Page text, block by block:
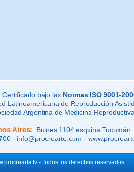
Certificado bajo las Normas ISO 9001-
Latinoamericana de Reproducción
Argentina de Medicina
Aires:: Bulnes 1104 esquina Tucumán
- info@procrearte.com -
- Todos los derechos reservados.